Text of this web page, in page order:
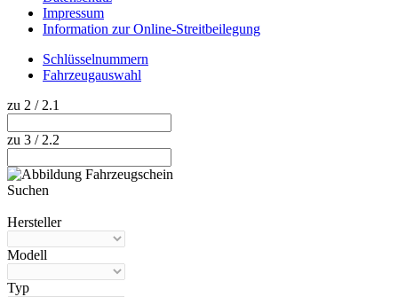
Impressum
Information zur Online-Streitbeilegung
Schlüsselnummern
Fahrzeugauswahl
zu 2 / 2.1
zu 3 / 2.2
Suchen
Hersteller
Modell
Typ